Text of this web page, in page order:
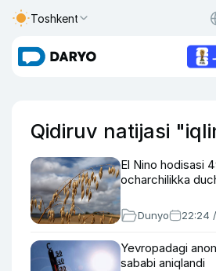
Toshkent
Qidiruv natijasi
El Nino hodisasi
ocharchilikka
Dunyo 22:24
Yevropadagi
sababi aniqlandi